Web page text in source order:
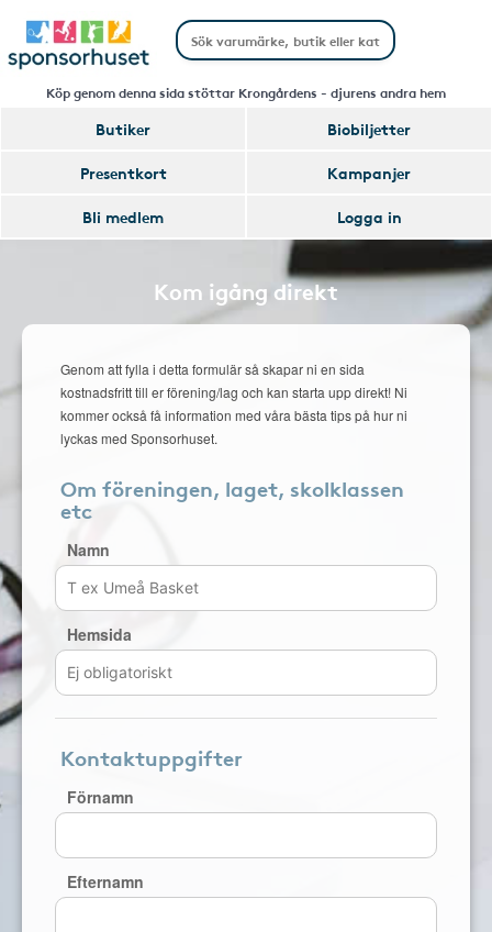
Köp genom denna sida stöttar Krongårdens - djurens andra hem
Butiker
Biobiljetter
Presentkort
Kampanjer
Bli medlem
Logga in
Kom igång direkt
Genom att fylla i detta formulär så skapar ni en sida
kostnadsfritt till er förening/lag och kan starta upp direkt! Ni
kommer också få information med våra bästa tips på hur ni
lyckas med Sponsorhuset.
Om föreningen, laget, skolklassen
etc
Namn
Hemsida
Kontaktuppgifter
Förnamn
Efternamn